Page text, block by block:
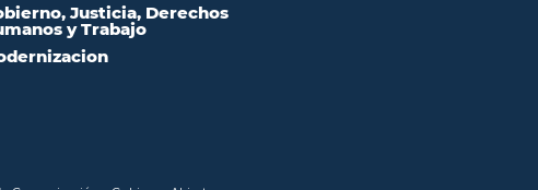
Justicia, Derechos
y Trabajo